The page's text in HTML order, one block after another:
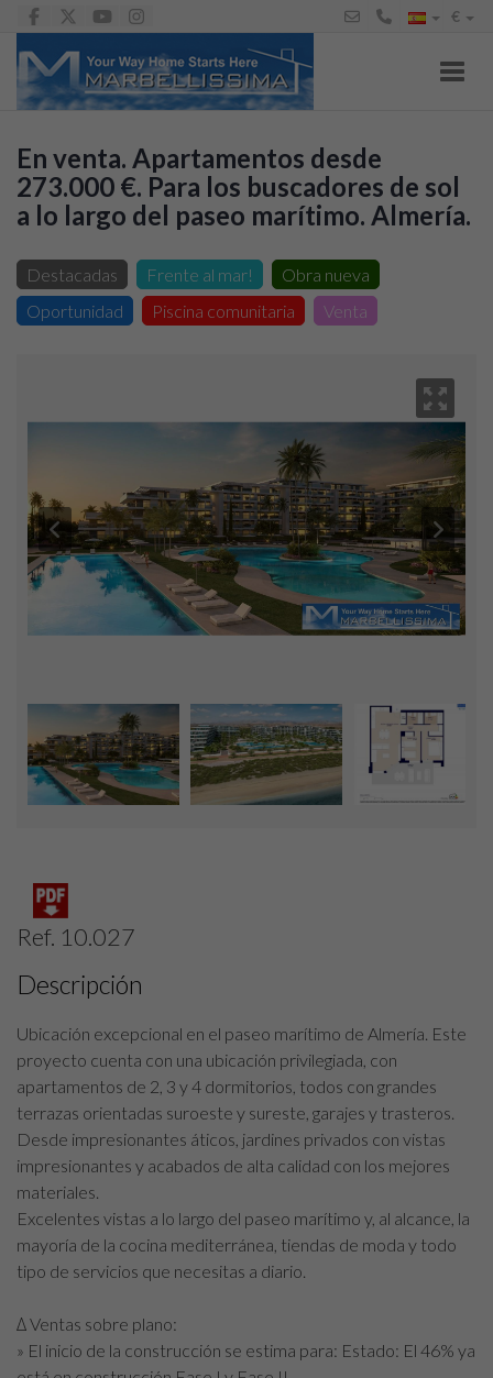
€
En venta. Apartamentos desde
273.000 €. Para los buscadores de sol
a lo largo del paseo marítimo. Almería.
Destacadas Frente al mar!
Obra nueva
Oportunidad
Piscina comunitaria Venta
Ref. 10.027
Descripción
Ubicación excepcional en el paseo marítimo de Almería. Este
proyecto cuenta con una ubicación privilegiada, con
apartamentos de 2, 3 y 4 dormitorios, todos con grandes
terrazas orientadas suroeste y sureste, garajes y trasteros.
Desde impresionantes áticos, jardines privados con vistas
impresionantes y acabados de alta calidad con los mejores
materiales.
Excelentes vistas a lo largo del paseo marítimo y, al alcance, la
mayoría de la cocina mediterránea, tiendas de moda y todo
tipo de servicios que necesitas a diario.
∆ Ventas sobre plano:
» El inicio de la construcción se estima para: Estado: El 46% ya